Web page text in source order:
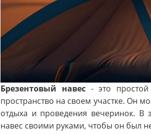
Брезентовый навес- это простой
пространство на своем участке. Он
отдыха и проведения вечеринок. В
навес своими руками, чтобы он был